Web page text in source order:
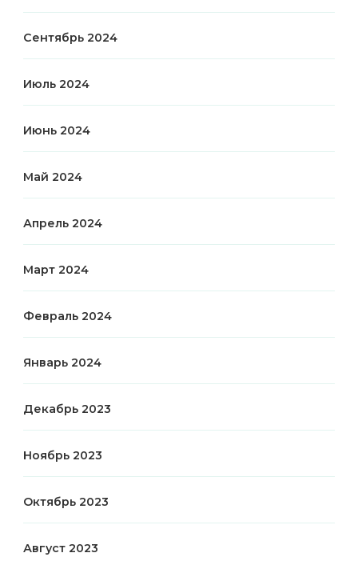
Сентябрь 2024
Июль 2024
Июнь 2024
Май 2024
Апрель 2024
Март 2024
Февраль 2024
Январь 2024
Декабрь 2023
Ноябрь 2023
Октябрь 2023
Август 2023